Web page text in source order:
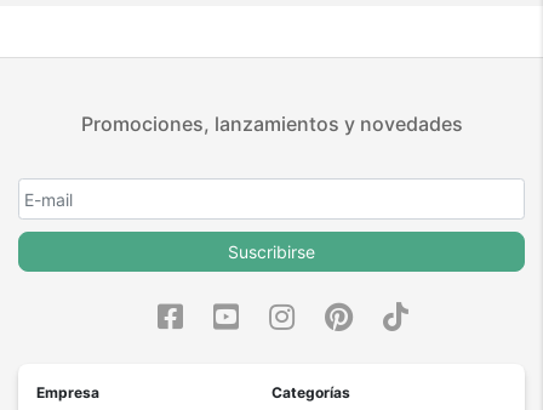
Promociones, lanzamientos y novedades
Suscribirse
Empresa
Categorías